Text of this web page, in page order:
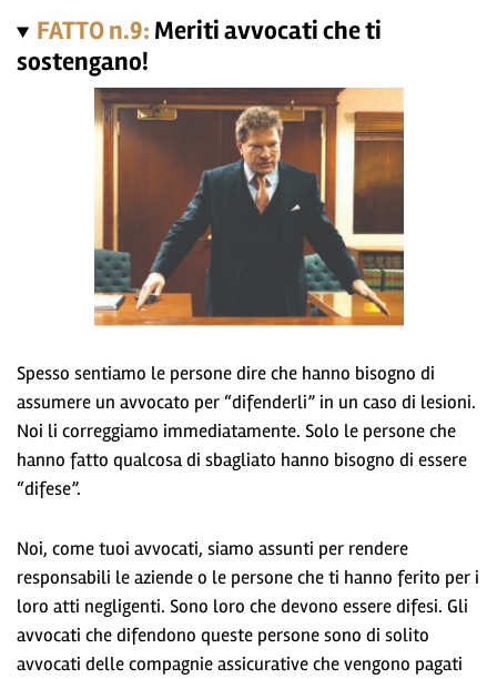
FATTO n.9: Meriti avvocati che ti
sostengano!
Spesso sentiamo le persone dire che hanno bisogno di
assumere un avvocato per “difenderli” in un caso di lesioni.
Noi li correggiamo immediatamente. Solo le persone che
hanno fatto qualcosa di sbagliato hanno bisogno di essere
“difese”.
Noi, come tuoi avvocati, siamo assunti per rendere
responsabili le aziende o le persone che ti hanno ferito per i
loro atti negligenti. Sono loro che devono essere difesi. Gli
avvocati che difendono queste persone sono di solito
avvocati delle compagnie assicurative che vengono pagati